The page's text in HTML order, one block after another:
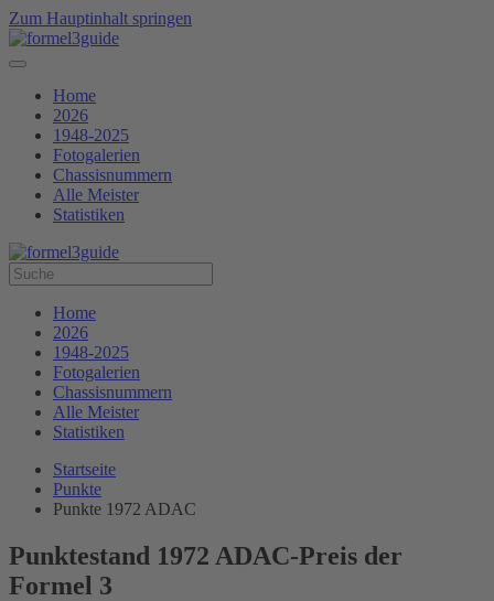
Zum Hauptinhalt springen
Home
2026
1948-2025
Fotogalerien
Chassisnummern
Alle Meister
Statistiken
Home
2026
1948-2025
Fotogalerien
Chassisnummern
Alle Meister
Statistiken
Startseite
Punkte
Punkte 1972 ADAC
Punktestand 1972 ADAC-Preis der
Formel 3